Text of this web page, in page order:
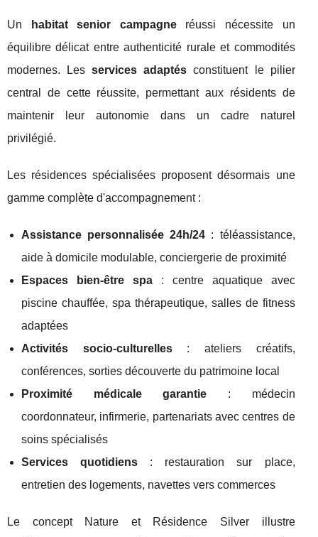
Un habitat senior campagneréussi nécessite un
équilibre délicat entre authenticité rurale et commodités
modernes. Lesservices adaptés constituent le pilier
central de cette réussite, permettant aux résidents de
maintenir leur autonomie dans un cadre naturel
privilégié.
Les résidences spécialisées proposent désormais une
gamme complète d'accompagnement :
Assistance personnalisée 24h/24 : téléassistance,
aide à domicile modulable, conciergerie de proximité
Espaces bien-être spa: centre aquatique avec
piscine chauffée, spa thérapeutique, salles de fitness
adaptées
Activités socio-culturelles: ateliers créatifs,
conférences, sorties découverte du patrimoine local
Proximité médicale garantie : médecin
coordonnateur, infirmerie, partenariats avec centres de
soins spécialisés
Services quotidiens : restauration sur place,
entretien des logements, navettes vers commerces
Le concept Nature et Résidence Silver illustre